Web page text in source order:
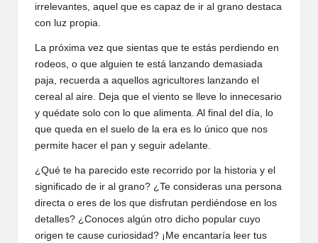
irrelevantes, aquel que es capaz de ir al grano destaca
con luz propia.
La próxima vez que sientas que te estás perdiendo en
rodeos, o que alguien te está lanzando demasiada
paja, recuerda a aquellos agricultores lanzando el
cereal al aire. Deja que el viento se lleve lo innecesario
y quédate solo con lo que alimenta. Al final del día, lo
que queda en el suelo de la era es lo único que nos
permite hacer el pan y seguir adelante.
¿Qué te ha parecido este recorrido por la historia y el
significado de ir al grano? ¿Te consideras una persona
directa o eres de los que disfrutan perdiéndose en los
detalles? ¿Conoces algún otro dicho popular cuyo
origen te cause curiosidad? ¡Me encantaría leer tus